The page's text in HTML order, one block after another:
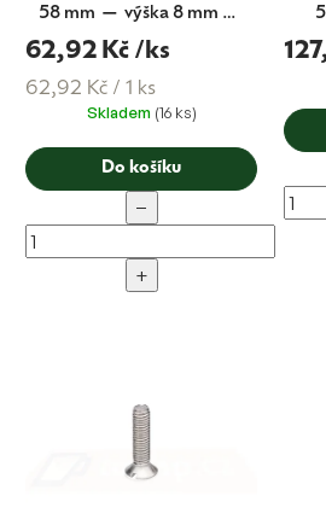
58 mm — výška 8 mm —
Astoria + Wega + Barista
Attitude (CMA originál)
62,92 Kč /ks
Měrná
62,92 Kč / 1 ks
Skladem (16 ks)
Do košíku
−
+